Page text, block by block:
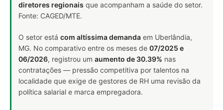
diretores regionais que acompanham a saúde do setor.
Fonte: CAGED/MTE.
O setor está com altíssima demanda em Uberlândia,
MG. No comparativo entre os meses de 07/2025 e
06/2026, registrou um aumento de 30.39% nas
contratações — pressão competitiva por talentos na
localidade que exige de gestores de RH uma revisão da
política salarial e marca empregadora.